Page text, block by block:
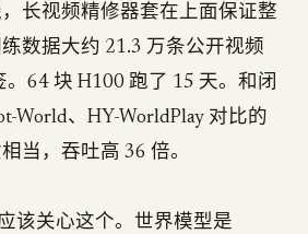
长视频精修器套在上面保证整
数据大约 21.3 万条公开视频
。64 块 H100 跑了 15 天。和闭
World、HY-WorldPlay 对比的
当，吞吐高 36 倍。
该关心这个。世界模型是